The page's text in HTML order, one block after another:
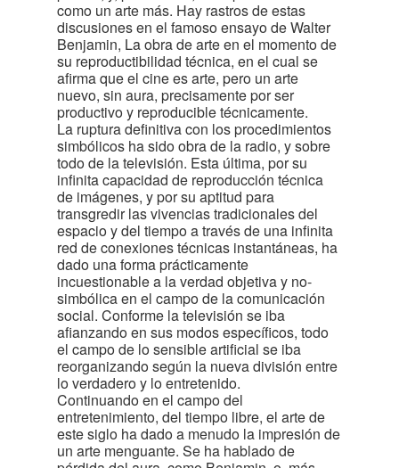
como un arte más. Hay rastros de estas
discusiones en el famoso ensayo de Walter
Benjamin, La obra de arte en el momento de
su reproductibilidad técnica, en el cual se
afirma que el cine es arte, pero un arte
nuevo, sin aura, precisamente por ser
productivo y reproducible técnicamente.
La ruptura definitiva con los procedimientos
simbólicos ha sido obra de la radio, y sobre
todo de la televisión. Esta última, por su
infinita capacidad de reproducción técnica
de imágenes, y por su aptitud para
transgredir las vivencias tradicionales del
espacio y del tiempo a través de una infinita
red de conexiones técnicas instantáneas, ha
dado una forma prácticamente
incuestionable a la verdad objetiva y no-
simbólica en el campo de la comunicación
social. Conforme la televisión se iba
afianzando en sus modos específicos, todo
el campo de lo sensible artificial se iba
reorganizando según la nueva división entre
lo verdadero y lo entretenido.
Continuando en el campo del
entretenimiento, del tiempo libre, el arte de
este siglo ha dado a menudo la impresión de
un arte menguante. Se ha hablado de